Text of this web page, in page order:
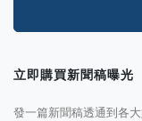
立即購買新聞稿曝光
發一篇新聞稿透通到各